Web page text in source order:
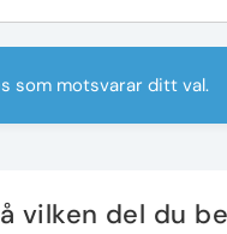
som motsvarar ditt val.
vilken del du